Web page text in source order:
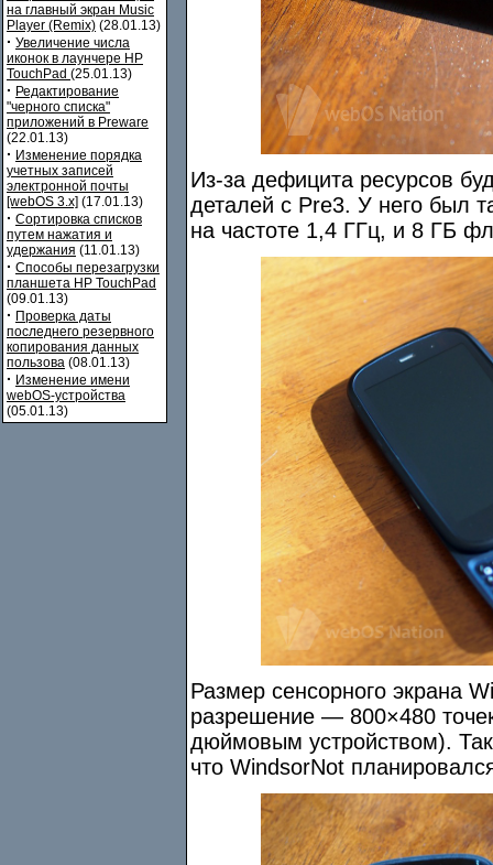
на главный экран Music
Player (Remix) (28.01.13)
· Увеличение числа
иконок в лаунчере HP
TouchPad (25.01.13)
· Редактирование
"черного списка"
приложений в Preware
(22.01.13)
· Изменение порядка
учетных записей
электронной почты
[webOS 3.x] (17.01.13)
· Сортировка списков
путем нажатия и
удержания (11.01.13)
· Способы перезагрузки
планшета HP TouchPad
(09.01.13)
· Проверка даты
последнего резервного
копирования данных
пользова (08.01.13)
· Изменение имени
webOS-устройства
(05.01.13)
Из-за дефицита ресурсов
деталей с Pre3. У него был
на частоте 1,4 ГГц, и 8 ГБ
Размер сенсорного экрана
разрешение — 800×480
дюймовым устройством).
что WindsorNot